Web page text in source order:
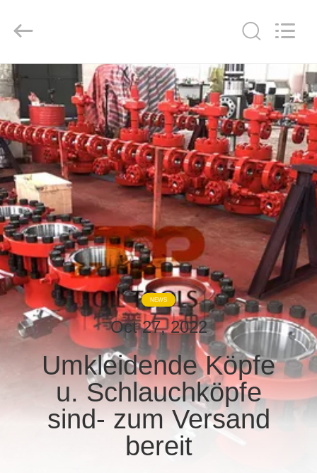
HAUS
PRODUKTE
ÜBER
UNS
FABRIK-
AUSFLUG
QUALITÄTSKONTROLLE
TRETEN
SIE
MIT
VERBINDUNG
CO.，
LTD.
NEWS
Oct 27, 2022
Umkleidende Köpfe
u. Schlauchköpfe
sind- zum Versand
bereit